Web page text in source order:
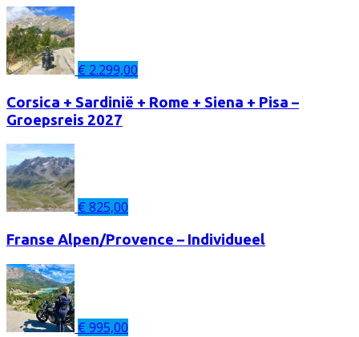
€ 2.299,00
Corsica + Sardinië + Rome + Siena + Pisa –
Groepsreis 2027
€ 825,00
Franse Alpen/Provence – Individueel
€ 995,00